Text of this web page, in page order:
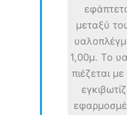
μεταξύ
1,00μ. Το
πιέζεται